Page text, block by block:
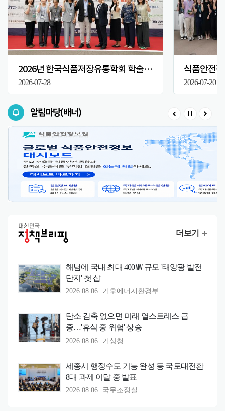
2026년 한국식품저장유통학회 학술대회
2026-07-28
식품안전
2026-07-20
알림마당(배너)